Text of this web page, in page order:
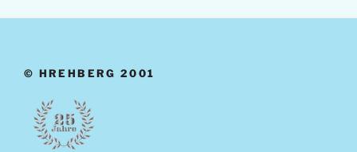
© HREHBERG 2001